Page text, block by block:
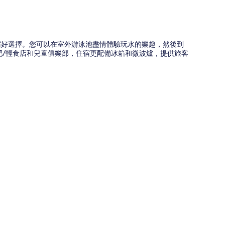
選擇。您可以在室外游泳池盡情體驗玩水的樂趣，然後到
食店和兒童俱樂部，住宿更配備冰箱和微波爐，提供旅客